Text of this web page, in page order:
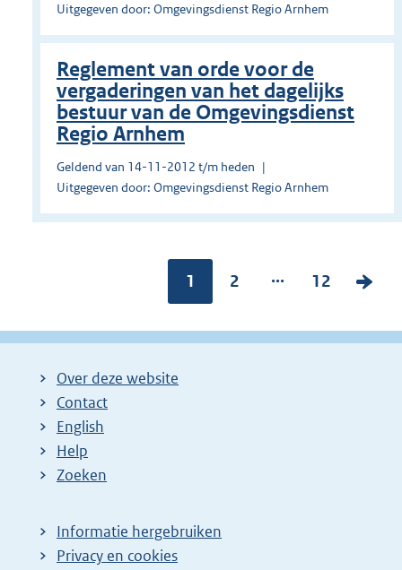
Uitgegeven door: Omgevingsdienst Regio Arnhem
Reglement van orde voor de
vergaderingen van het dagelijks
bestuur van de Omgevingsdienst
Regio Arnhem
Geldend van 14-11-2012 t/m heden
Uitgegeven door: Omgevingsdienst Regio Arnhem
Pagina:
1
P
g
2 ...
P
g
12
V
l
Over deze website
Contact
English
Help
Zoeken
Informatie hergebruiken
Privacy en cookies